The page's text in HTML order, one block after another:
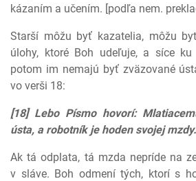
kázaním a učením. [podľa nem.
Starší môžu byť kazatelia, môžu
úlohy, ktoré Boh udeľuje, a síce
potom im nemajú byť zväzované
vo verši 18:
[18] Lebo Písmo hovorí:
ústa, a robotník je hoden svojej
Ak tá odplata, tá mzda nepríde na
v sláve. Boh odmení tých, ktorí s